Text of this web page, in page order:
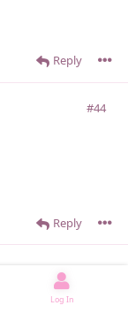
Reply
#44
Reply
Log In